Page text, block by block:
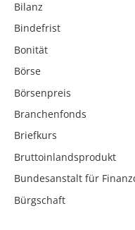
Bilanz
Bindefrist
Bonität
Börse
Börsenpreis
Branchenfonds
Briefkurs
Bruttoinlandsprodukt
Bundesanstalt für
Bürgschaft